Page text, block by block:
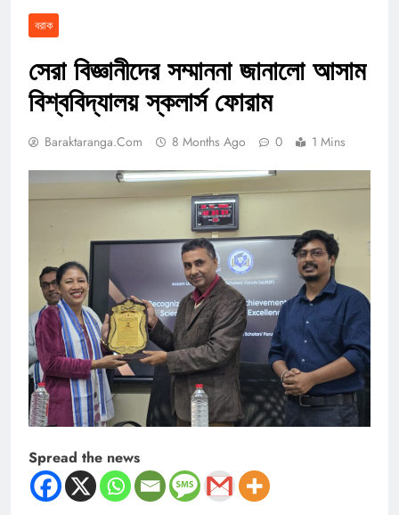
বরাক
সেরা বিজ্ঞানীদের সম্মাননা জানালো আসাম
বিশ্ববিদ্যালয় স্কলার্স ফোরাম
Baraktaranga.com 8 Months Ago 0 1 Mins
Spread the news